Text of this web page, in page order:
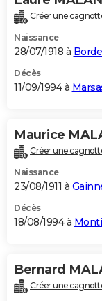
Créer une
Naissance
28/07/1918 à
Décès
11/09/1994 à
Maurice
Créer une
Naissance
23/08/1911 à
Décès
18/08/1994 à
Bernard
Créer une